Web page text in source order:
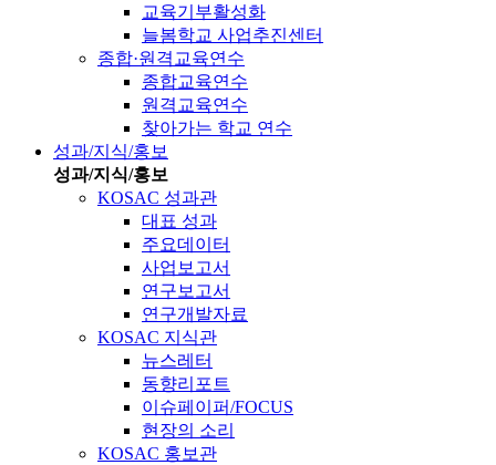
교육기부활성화
늘봄학교 사업추진센터
종합·원격교육연수
종합교육연수
원격교육연수
찾아가는 학교 연수
성과/지식/홍보
성과/지식/홍보
KOSAC 성과관
대표 성과
주요데이터
사업보고서
연구보고서
연구개발자료
KOSAC 지식관
뉴스레터
동향리포트
이슈페이퍼/FOCUS
현장의 소리
KOSAC 홍보관